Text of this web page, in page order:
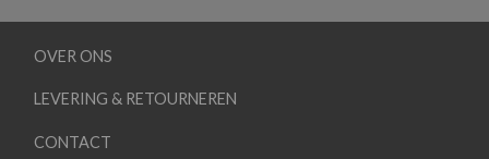
OVER ONS
LEVERING & RETOURNEREN
CONTACT